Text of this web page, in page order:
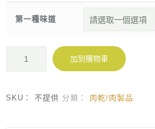
第一種味道
加到購物車
SKU： 不提供 分類： 肉乾/肉製品